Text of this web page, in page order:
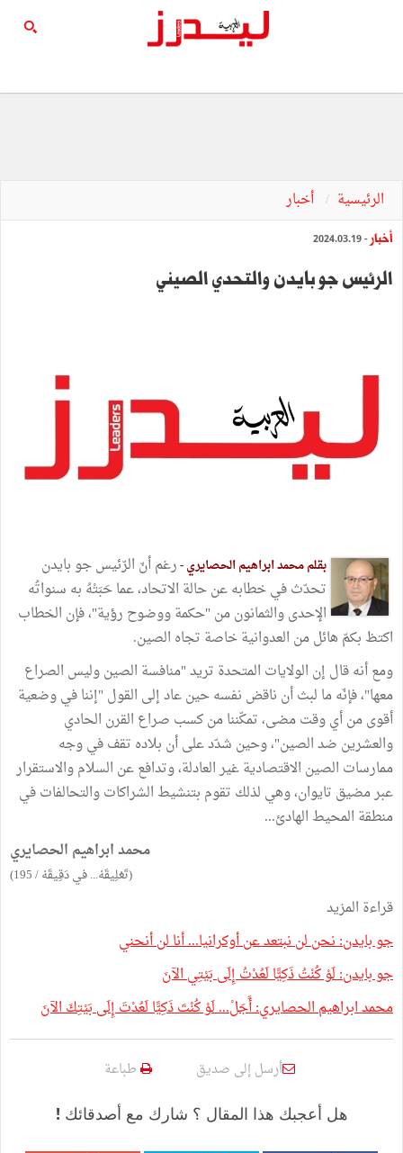
الرئيسية أخبار
أخبار - 2024.03.19
الرئيس جو بايدن والتحدي الصيني
بقلم محمد ابراهيم الحصايري -رغم أنّ الرّئيس جو بايدن
تحدّث في خطابه عن حالة الاتحاد، عما حَبَتْهُ به سنواتُه
الإحدى والثمانون من "حكمة ووضوح رؤية"، فإن الخطاب
اكتظ بكمّ هائل من العدوانية خاصة تجاه الصين.
ومع أنه قال إن الولايات المتحدة تريد "منافسة الصين وليس الصراع
معها"، فإنّه ما لبث أن ناقض نفسه حين عاد إلى القول "إننا في وضعية
أقوى من أي وقت مضى، تمكّننا من كسب صراع القرن الحادي
والعشرين ضد الصين"، وحين شدّد على أن بلاده تقف في وجه
ممارسات الصين الاقتصادية غير العادلة، وتدافع عن السلام والاستقرار
عبر مضيق تايوان، وهي لذلك تقوم بتنشيط الشراكات والتحالفات في
منطقة المحيط الهادئ...
محمد ابراهيم الحصايري
(تَعْلِيقَهْ... في دَقِيقَهْ / 195)
قراءة المزيد
جو بايدن: نحن لن نبتعد عن أوكرانيا... أنا لن أنحني
جو بايدن: لَوْ كُنْتُ ذَكِيًّا لَعُدْتُ إِلَى بَيْتِي الآنَ
محمد ابراهيم الحصايري: أًجَلْ... لَوْ كُنْتَ ذَكِيًّا لَعُدْتَ إِلَى بَيْتِكَ الآنَ
أرسل إلى صديق طباعة
هل أعجبك هذا المقال ؟ شارك مع أصدقائك !